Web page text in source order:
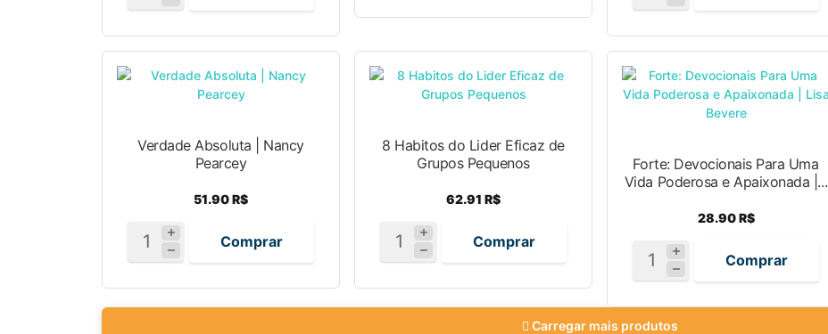
Verdade Absoluta | Nancy
Pearcey
51.90 R$
Comprar
8 Habitos do Lider Eficaz de
Grupos Pequenos
62.91 R$
Comprar
Forte: Devocionais Para Uma
Vida Poderosa e Apaixonada |...
28.90 R$
Comprar
Carregar mais produtos